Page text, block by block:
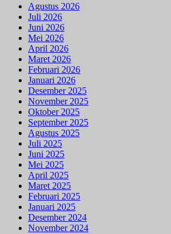
Agustus 2026
Juli 2026
Juni 2026
Mei 2026
April 2026
Maret 2026
Februari 2026
Januari 2026
Desember 2025
November 2025
Oktober 2025
September 2025
Agustus 2025
Juli 2025
Juni 2025
Mei 2025
April 2025
Maret 2025
Februari 2025
Januari 2025
Desember 2024
November 2024